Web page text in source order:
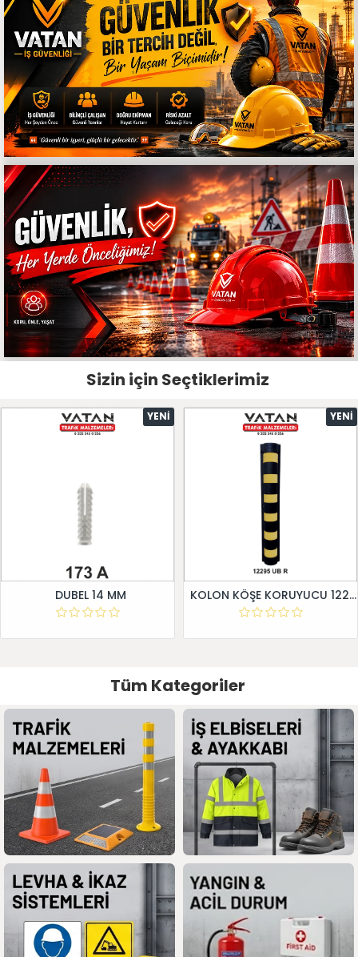
Sizin için Seçtiklerimiz
YENI
DUBEL 14 MM
YENI
KOLON KÖŞE KORUYUCU 12295 UB R
Tüm Kategoriler